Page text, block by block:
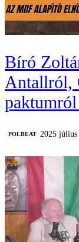
Bíró
Antallról,
paktumról
‎POLBEAT 2025 július